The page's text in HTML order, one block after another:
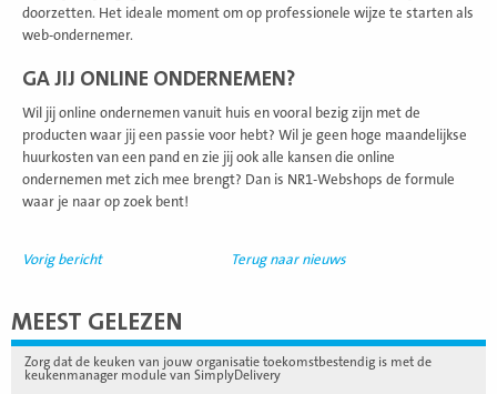
doorzetten. Het ideale moment om op professionele wijze te starten als
web-ondernemer.
GA JIJ ONLINE ONDERNEMEN?
Wil jij online ondernemen vanuit huis en vooral bezig zijn met de
producten waar jij een passie voor hebt? Wil je geen hoge maandelijkse
huurkosten van een pand en zie jij ook alle kansen die online
ondernemen met zich mee brengt? Dan is NR1-Webshops de formule
waar je naar op zoek bent!
Vorig bericht Terug naar nieuws
MEEST GELEZEN
Zorg dat de keuken van jouw organisatie toekomstbestendig is met de
keukenmanager module van SimplyDelivery